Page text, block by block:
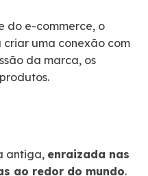
do e-commerce, o
uma conexão com
da marca, os
antiga, enraizada nas
ao redor do mundo.